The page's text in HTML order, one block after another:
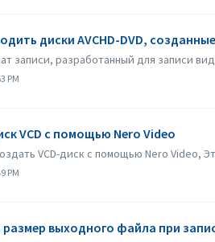
диски AVCHD-DVD,
записи, разработанный для записи
PM
VCD с помощью Nero Video
VCD-диск с помощью Nero Video,
PM
размер выходного файла при